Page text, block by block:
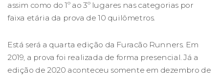
assim como do 1º ao 3º lugares nas categorias por
faixa etária da prova de 10 quilômetros.
Está será a quarta edição da Furacão Runners. Em
2019, a prova foi realizada de forma presencial. Já a
edição de 2020 aconteceu somente em dezembro de